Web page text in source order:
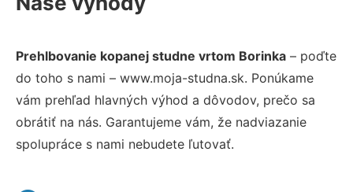
Prehlbovanie kopanej studne vrtom Borinka – poďte
do toho s nami – www.moja-studna.sk. Ponúkame
vám prehľad hlavných výhod a dôvodov, prečo sa
obrátiť na nás. Garantujeme vám, že nadviazanie
spolupráce s nami nebudete ľutovať.